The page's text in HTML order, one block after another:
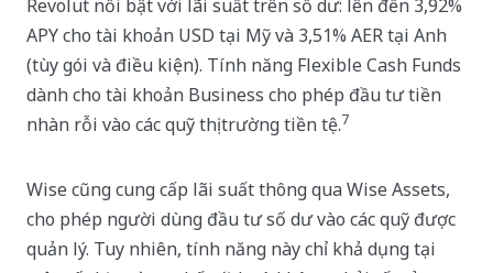
Revolut nổi bật với lãi suất trên số dư: lên đến 3,92%
APY cho tài khoản USD tại Mỹ và 3,51% AER tại Anh
(tùy gói và điều kiện). Tính năng Flexible Cash Funds
dành cho tài khoản Business cho phép đầu tư tiền
nhàn rỗi vào các quỹ thị trường tiền tệ.7
Wise cũng cung cấp lãi suất thông qua Wise Assets,
cho phép người dùng đầu tư số dư vào các quỹ được
quản lý. Tuy nhiên, tính năng này chỉ khả dụng tại